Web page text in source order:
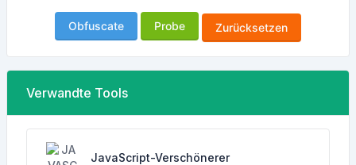
Obfuscate Probe Zurücksetzen
Verwandte Tools
JavaScript-Verschönerer